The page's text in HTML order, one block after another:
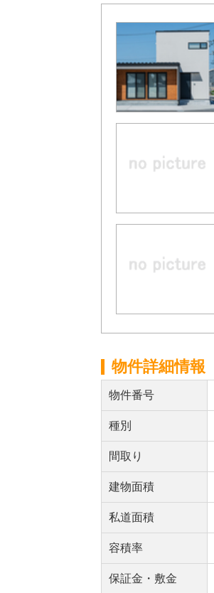
物件詳細情報
物件番号
種別
間取り
建物面積
私道面積
容積率
保証金・敷金